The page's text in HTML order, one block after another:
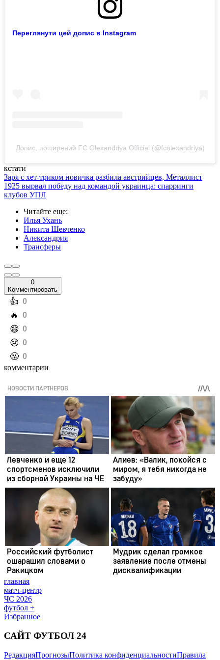
Переглянути цей допис в Instagram
Допис, поширений FC Olexandriya Official (@fcolexandriya)
кстати
Заря с хет-триком новичка разбила австрийцев, Металлист
1925 вырвал победу над командой украинца: спарринги
клубов УПЛ
Читайте еще:
Илья Ухань
Никита Шевченко
Александрия
Трансферы
0
Комментировать
️👍 0
️🔥 0
️😄 0
️😢 0
️🤬 0
комментарии
главная
матч-центр
ЧС 2026
футбол +
Избранное
САЙТ ФУТБОЛ 24
РедакцияПрогнозыПолитика конфиденциальностиПравила